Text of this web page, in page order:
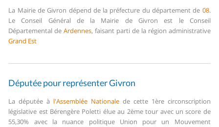
La Mairie de Givron dépend de la préfecture du département de 08.
Le Conseil Général de la Mairie de Givron est le Conseil
Départemental deArdennes, faisant parti de la région administrative
Grand Est
Députée pour représenter Givron
La députée à l'Assemblée Nationale de cette 1ère circonscription
législative est Bérengère Poletti élue au 2ème tour avec un score de
55,30% avec la nuance politique Union pour un Mouvement